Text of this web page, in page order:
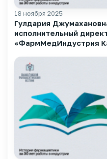
▶
18 ноября 2025
Гулдария
исполнительный
«ФармМедИндустрия